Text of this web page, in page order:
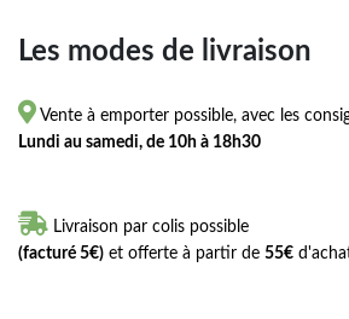
Les modes de livraison
 Vente à emporter possible, avec les
Lundi au samedi, de 10h à 18h30
 Livraison par colis possible
(facturé 5€) et offerte à partir de 55€